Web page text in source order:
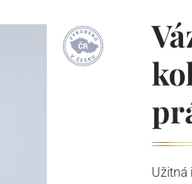
Užitná